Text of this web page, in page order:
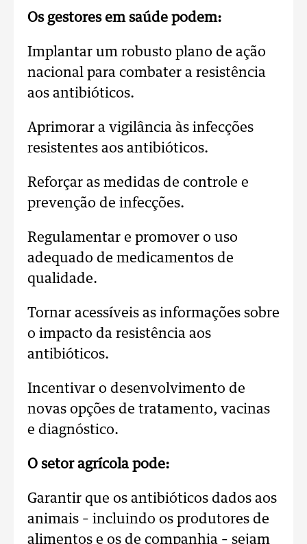
Os gestores em saúde podem:
Implantar um robusto plano de ação
nacional para combater a resistência
aos antibióticos.
Aprimorar a vigilância às infecções
resistentes aos antibióticos.
Reforçar as medidas de controle e
prevenção de infecções.
Regulamentar e promover o uso
adequado de medicamentos de
qualidade.
Tornar acessíveis as informações sobre
o impacto da resistência aos
antibióticos.
Incentivar o desenvolvimento de
novas opções de tratamento, vacinas
e diagnóstico.
O setor agrícola pode:
Garantir que os antibióticos dados aos
animais – incluindo os produtores de
alimentos e os de companhia – sejam